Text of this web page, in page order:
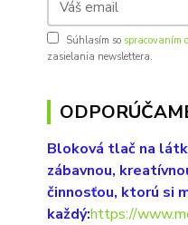
Súhlasím so spracovaním
zasielania newslettera.
Bloková tlač na
zábavnou,
činnosťou, ktorú si
každý:https://